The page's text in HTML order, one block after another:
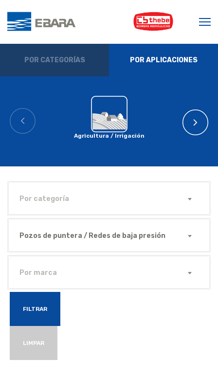
POR CATEGORÍAS POR APLICACIONES
Agricultura / Irrigación
Por categoría
Pozos de puntera / Redes de baja presión
Por marca
FILTRAR
LIMPAR